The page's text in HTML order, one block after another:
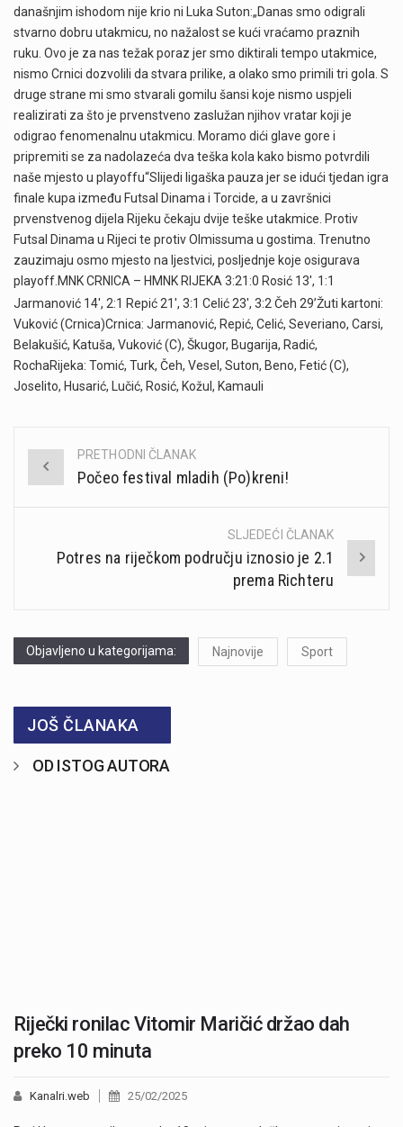
današnjim ishodom nije krio ni Luka Suton:„Danas smo odigrali
stvarno dobru utakmicu, no nažalost se kući vraćamo praznih
ruku. Ovo je za nas težak poraz jer smo diktirali tempo utakmice,
nismo Crnici dozvolili da stvara prilike, a olako smo primili tri gola. S
druge strane mi smo stvarali gomilu šansi koje nismo uspjeli
realizirati za što je prvenstveno zaslužan njihov vratar koji je
odigrao fenomenalnu utakmicu. Moramo dići glave gore i
pripremiti se za nadolazeća dva teška kola kako bismo potvrdili
naše mjesto u playoffu“Slijedi ligaška pauza jer se idući tjedan igra
finale kupa između Futsal Dinama i Torcide, a u završnici
prvenstvenog dijela Rijeku čekaju dvije teške utakmice. Protiv
Futsal Dinama u Rijeci te protiv Olmissuma u gostima. Trenutno
zauzimaju osmo mjesto na ljestvici, posljednje koje osigurava
playoff. MNK CRNICA – HMNK RIJEKA 3:21:0 Rosić 13′, 1:1
Jarmanović 14′, 2:1 Repić 21′, 3:1 Celić 23′, 3:2 Čeh 29’Žuti kartoni:
Vuković (Crnica)Crnica: Jarmanović, Repić, Celić, Severiano, Carsi,
Belakušić, Katuša, Vuković (C), Škugor, Bugarija, Radić,
RochaRijeka: Tomić, Turk, Čeh, Vesel, Suton, Beno, Fetić (C),
Joselito, Husarić, Lučić, Rosić, Kožul, Kamauli
Post
PRETHODNI ČLANAK
Počeo festival mladih (Po)kreni!
SLJEDEĆI ČLANAK
Potres na riječkom području iznosio je 2.1
prema Richteru
Objavljeno u kategorijama: Najnovije Sport
JOŠ ČLANAKA
OD ISTOG AUTORA
Riječki ronilac Vitomir Maričić držao dah
preko 10 minuta
Kanalri.web 25/02/2025